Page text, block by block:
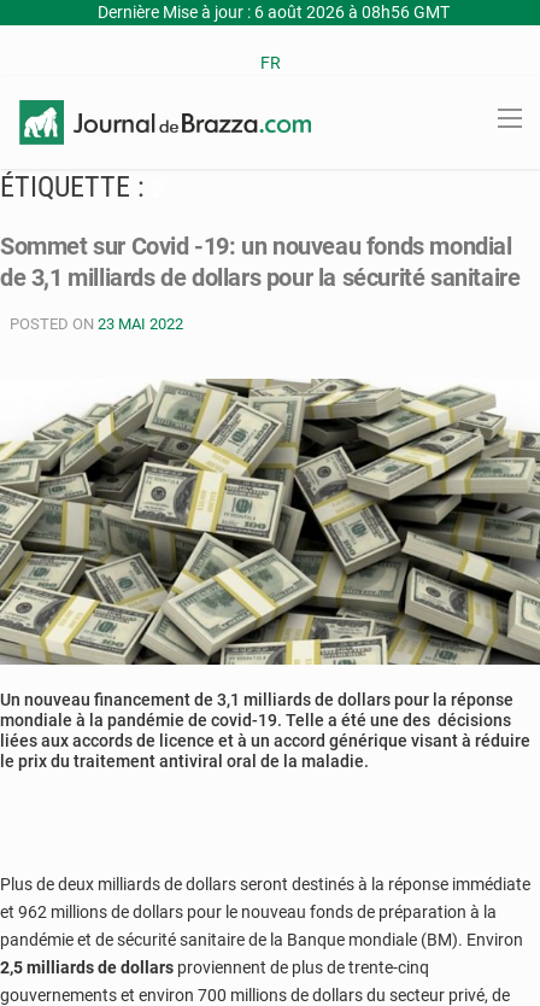
Dernière Mise à jour : 6 août 2026 à 08h56 GMT
FR
ÉTIQUETTE :
Sommet sur Covid -19: un nouveau fonds mondial
de 3,1 milliards de dollars pour la sécurité sanitaire
POSTED ON 23 MAI 2022
Un nouveau financement de 3,1 milliards de dollars pour la réponse
mondiale à la pandémie de covid-19. Telle a été une des décisions
liées aux accords de licence et à un accord générique visant à réduire
le prix du traitement antiviral oral de la maladie.
Plus de deux milliards de dollars seront destinés à la réponse immédiate
et 962 millions de dollars pour le nouveau fonds de préparation à la
pandémie et de sécurité sanitaire de la Banque mondiale (BM). Environ
2,5 milliards de dollars proviennent de plus de trente-cinq
gouvernements et environ 700 millions de dollars du secteur privé, de